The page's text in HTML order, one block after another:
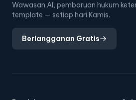
Wawasan AI, pembaruan hukum
template — setiap hari Kamis.
Berlangganan Gratis